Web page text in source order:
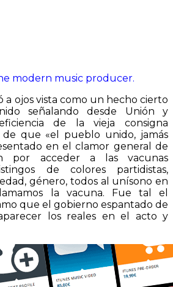
modern music producer.
a ojos vista como un hecho cierto
señalando desde Unión y
de la vieja consigna
que «el pueblo unido, jamás
en el clamor general de
por acceder a las vacunas
de colores partidistas,
género, todos al unísono en
la vacuna. Fue tal el
que el gobierno espantado de
los reales en el acto y